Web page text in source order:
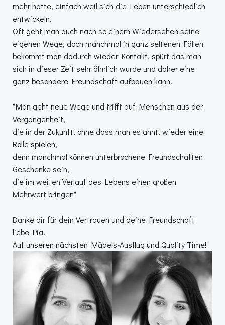
mehr hatte, einfach weil sich die Leben unterschiedlich
entwickeln.
Oft geht man auch nach so einem Wiedersehen seine
eigenen Wege, doch manchmal in ganz seltenen Fällen
bekommt man dadurch wieder Kontakt, spürt das man
sich in dieser Zeit sehr ähnlich wurde und daher eine
ganz besondere Freundschaft aufbauen kann.
*Man geht neue Wege und trifft auf Menschen aus der
Vergangenheit,
die in der Zukunft, ohne dass man es ahnt, wieder eine
Rolle spielen,
denn manchmal können unterbrochene Freundschaften
Geschenke sein,
die im weiten Verlauf des Lebens einen großen
Mehrwert bringen*
Danke dir für dein Vertrauen und deine Freundschaft
liebe Pia!
Auf unseren nächsten Mädels-Ausflug und Quality Time!